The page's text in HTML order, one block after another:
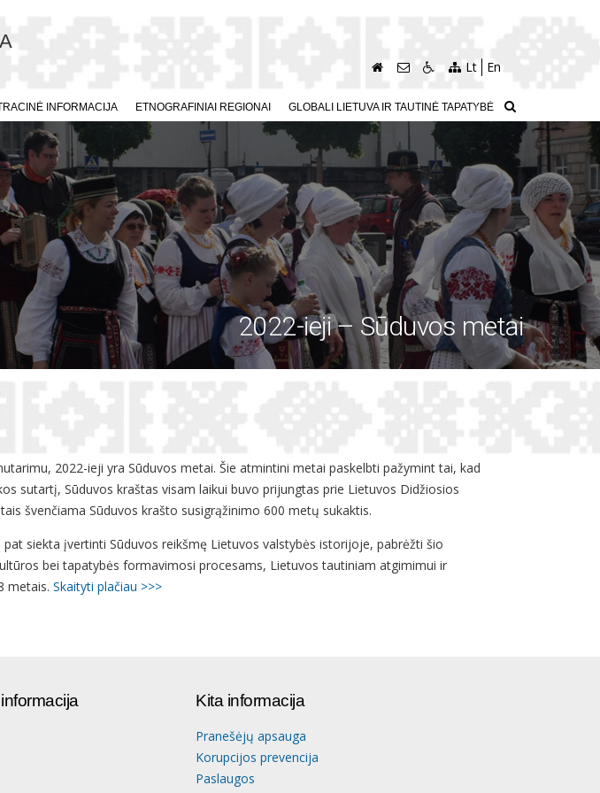
Lt En
INFORMACIJA ETNOGRAFINIAI REGIONAI GLOBALI LIETUVA IR TAUTINĖ TAPATYBĖ
2022-ieji – Sūduvos metai
2022-ieji yra Sūduvos metai. Šie atmintini metai paskelbti pažymint tai, kad
sutartį, Sūduvos kraštas visam laikui buvo prijungtas prie Lietuvos Didžiosios
švenčiama Sūduvos krašto susigrąžinimo 600 metų sukaktis.
siekta įvertinti Sūduvos reikšmę Lietuvos valstybės istorijoje, pabrėžti šio
bei tapatybės formavimosi procesams, Lietuvos tautiniam atgimimui ir
metais. Skaityti plačiau >>>
Kita informacija
Pranešėjų apsauga
Korupcijos prevencija
Paslaugos